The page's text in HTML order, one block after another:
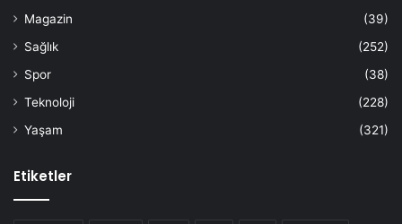
Magazin
(39)
Sağlık
(252)
Spor
(38)
Teknoloji
(228)
Yaşam
(321)
Etiketler